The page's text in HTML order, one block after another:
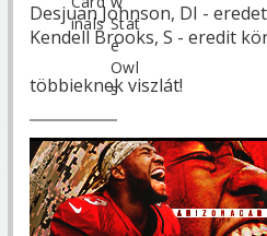
Desjuan Johnson, DI -
Kendell Brooks, S - eredit
többieknek viszlát!